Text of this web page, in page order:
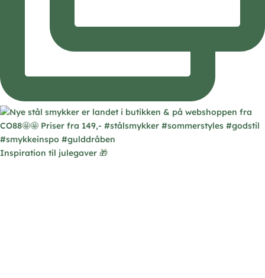
Inspiration til julegaver 🎁